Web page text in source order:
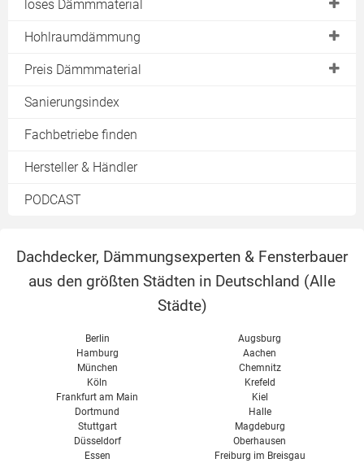
Zellulose
Hanf
Holzfaser
Holzwolle
Perlite
Schafwolle
Schaumglas
Steinwolle
Zellulose
Polyurethanplatten
Phenolharzplatten
Mineraldämmplatten
Kalziumsilikatplatten
Vergleich
loses Dämmmaterial
Einblasdämmung
Schüttdämmung
Hohlraumdämmung
Nutzen
Förderung
Kosten
Firmen finden
Preis Dämmmaterial
Dämmplatten
Dämmmatten
Sanierungsindex
Fachbetriebe finden
Hersteller & Händler
PODCAST
Dachdecker, Dämmungsexperten & Fensterbauer
aus den größten Städten in Deutschland (Alle
Städte)
Berlin
Hamburg
München
Köln
Frankfurt am Main
Dortmund
Stuttgart
Düsseldorf
Essen
Augsburg
Aachen
Chemnitz
Krefeld
Kiel
Halle
Magdeburg
Oberhausen
Freiburg im Breisgau